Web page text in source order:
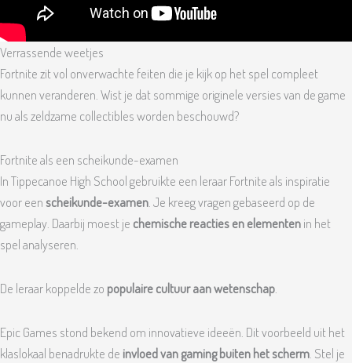
Verrassende weetjes
Fortnite zit vol onverwachte feiten die je kijk op het spel compleet
kunnen veranderen. Wist je dat sommige originele versies van de game
nu als zeldzame collectibles worden beschouwd?
Fortnite als een scheikunde-examen
In Tippecanoe High School gebruikte een leraar Fortnite als inspiratie
voor eenscheikunde-examen . Je kreeg vragen gebaseerd op de
gameplay. Daarbij moest je chemische reacties en elementenin het
spel analyseren.
De leraar koppelde zo populaire cultuur aan wetenschap
Epic Games stond bekend om innovatieve ideeën. Dit voorbeeld uit het
klaslokaal benadrukte de invloed van gaming buiten het scherm . Stel je